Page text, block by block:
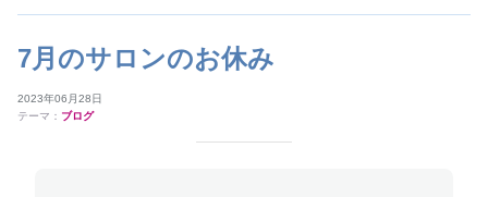
7月のサロンのお休み
2023年06月28日
テーマ： ブログ